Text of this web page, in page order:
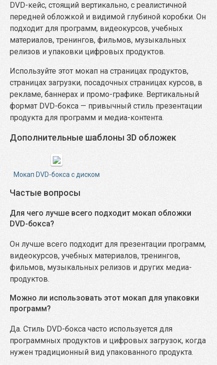
DVD-кейс, стоящий вертикально, с реалистичной
передней обложкой и видимой глубиной коробки. Он
подходит для программ, видеокурсов, учебных
материалов, тренингов, фильмов, музыкальных
релизов и упаковки цифровых продуктов.
Используйте этот мокап на страницах продуктов,
страницах загрузки, посадочных страницах курсов, в
рекламе, баннерах и промо-графике. Вертикальный
формат DVD-бокса — привычный стиль презентации
продукта для программ и медиа-контента.
Дополнительные шаблоны 3D обложек
Мокап DVD-бокса с диском
Частые вопросы
Для чего лучше всего подходит мокап обложки
DVD-бокса?
Он лучше всего подходит для презентации программ,
видеокурсов, учебных материалов, тренингов,
фильмов, музыкальных релизов и других медиа-
продуктов.
Можно ли использовать этот мокап для упаковки
программ?
Да. Стиль DVD-бокса часто используется для
программных продуктов и цифровых загрузок, когда
нужен традиционный вид упакованного продукта.